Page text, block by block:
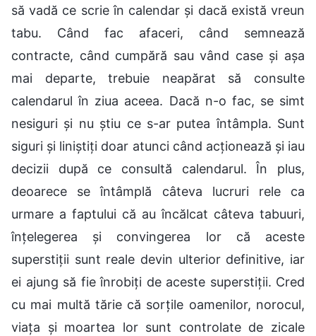
să vadă ce scrie în calendar și dacă există vreun
tabu. Când fac afaceri, când semnează
contracte, când cumpără sau vând case și așa
mai departe, trebuie neapărat să consulte
calendarul în ziua aceea. Dacă n-o fac, se simt
nesiguri și nu știu ce s-ar putea întâmpla. Sunt
siguri și liniștiți doar atunci când acționează și iau
decizii după ce consultă calendarul. În plus,
deoarece se întâmplă câteva lucruri rele ca
urmare a faptului că au încălcat câteva tabuuri,
înțelegerea și convingerea lor că aceste
superstiții sunt reale devin ulterior definitive, iar
ei ajung să fie înrobiți de aceste superstiții. Cred
cu mai multă tărie că sorțile oamenilor, norocul,
viața și moartea lor sunt controlate de zicale